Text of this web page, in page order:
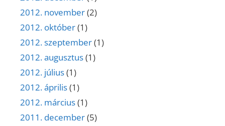
2012. november(2)
2012. október(1)
2012. szeptember(1)
2012. augusztus(1)
2012. július(1)
2012. április(1)
2012. március(1)
2011. december(5)